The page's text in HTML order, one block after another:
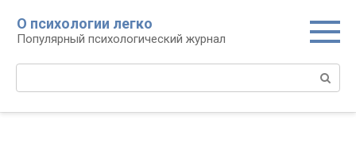
контенту
О психологии легко
Популярный психологический журнал